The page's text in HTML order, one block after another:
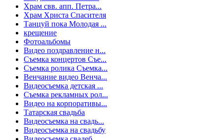
Храм свв. апп. Петра...
Храм Христа Спасителя
Танцуй пока Молодая ...
крещение
Фотоальбомы
Видео поздравление н...
Съемка концертов Съе...
Съемка ролика Съемка...
Венчание видео Венча...
Видеосъемка детская ...
Съемка рекламных рол...
Видео на корпоративы...
Татарская свадьба
Видеосъемка на свадь...
Видеосъемка на свадьбу